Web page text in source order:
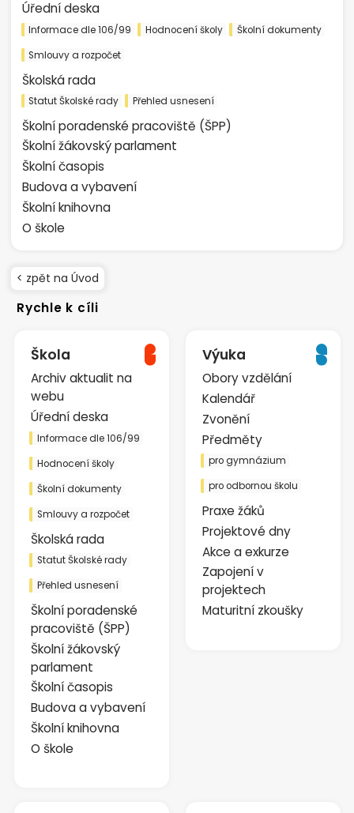
Úřední deska
Informace dle 106/99 Hodnocení školy Školní dokumenty
Smlouvy a rozpočet
Školská rada
Statut Školské rady Přehled usnesení
Školní poradenské pracoviště (ŠPP)
Školní žákovský parlament
Školní časopis
Budova a vybavení
Školní knihovna
O škole
< zpět na Úvod
Rychle k cíli
Škola
Archiv aktualit na
webu
Úřední deska
Informace dle 106/99
Hodnocení školy
Školní dokumenty
Smlouvy a rozpočet
Školská rada
Statut Školské rady
Přehled usnesení
Školní poradenské
pracoviště (ŠPP)
Školní žákovský
parlament
Školní časopis
Budova a vybavení
Školní knihovna
O škole
Výuka
Obory vzdělání
Kalendář
Zvonění
Předměty
pro gymnázium
pro odbornou školu
Praxe žáků
Projektové dny
Akce a exkurze
Zapojení v
projektech
Maturitní zkoušky